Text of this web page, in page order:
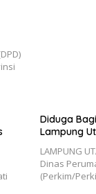
Diduga
Lampung
LAMPUNG
Dinas
(Perkim/